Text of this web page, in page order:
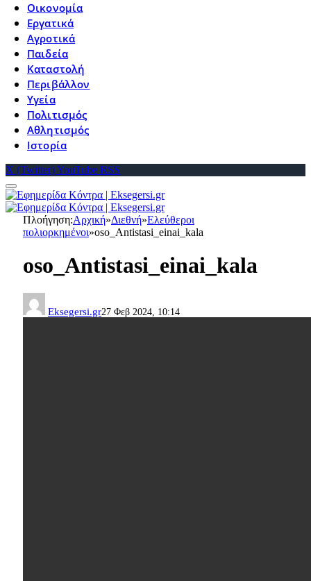
Οικονομία
Εργατικά
Αγροτικά
Παιδεία
Καταστολή
Περιβάλλον
Υγεία
Πολιτισμός
Αθλητισμός
Ιστορία
X (Twitter)YouTube RSS
Πλοήγηση:Αρχική»Διεθνή»Ελεύθεροι
πολιορκημένοι»oso_Antistasi_einai_kala
oso_Antistasi_einai_kala
Eksegersi.gr27 Φεβ 2024, 10:14